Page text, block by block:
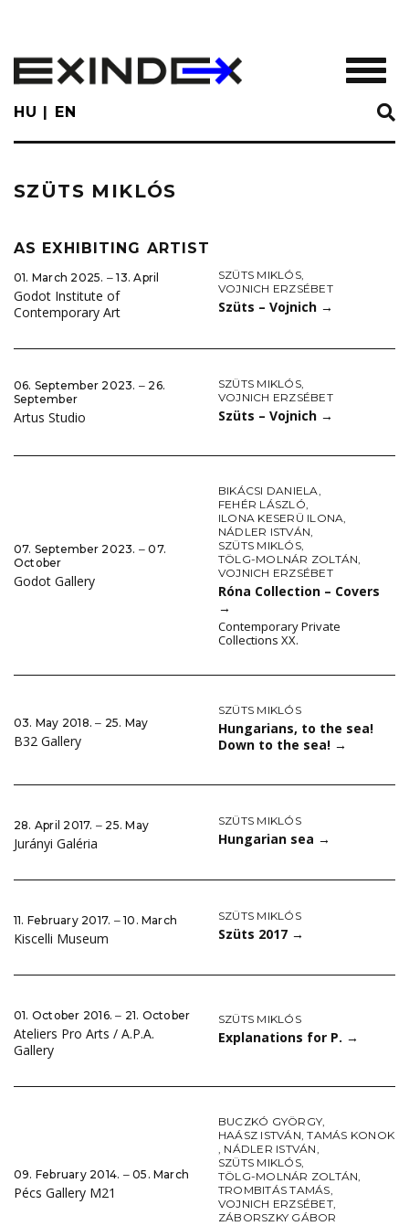
main
content
HU EN
SZÜTS MIKLÓS
AS EXHIBITING ARTIST
01. March 2025. ‒ 13. April
Godot Institute of
Contemporary Art
SZÜTS MIKLÓS,
VOJNICH ERZSÉBET
Szüts – Vojnich →
06. September 2023. ‒ 26.
September
Artus Studio
SZÜTS MIKLÓS,
VOJNICH ERZSÉBET
Szüts – Vojnich →
07. September 2023. ‒ 07.
October
Godot Gallery
BIKÁCSI DANIELA,
FEHÉR LÁSZLÓ,
ILONA KESERÜ ILONA,
NÁDLER ISTVÁN,
SZÜTS MIKLÓS,
TÖLG-MOLNÁR ZOLTÁN,
VOJNICH ERZSÉBET
Róna Collection – Covers
→
Contemporary Private
Collections XX.
03. May 2018. ‒ 25. May
B32 Gallery
SZÜTS MIKLÓS
Hungarians, to the sea!
Down to the sea! →
28. April 2017. ‒ 25. May
Jurányi Galéria
SZÜTS MIKLÓS
Hungarian sea →
11. February 2017. ‒ 10. March
Kiscelli Museum
SZÜTS MIKLÓS
Szüts 2017 →
01. October 2016. ‒ 21. October
Ateliers Pro Arts / A.P.A.
Gallery
SZÜTS MIKLÓS
Explanations for P. →
09. February 2014. ‒ 05. March
Pécs Gallery M21
BUCZKÓ GYÖRGY,
HAÁSZ ISTVÁN,TAMÁS KONOK
, NÁDLER ISTVÁN,
SZÜTS MIKLÓS,
TÖLG-MOLNÁR ZOLTÁN,
TROMBITÁS TAMÁS,
VOJNICH ERZSÉBET,
ZÁBORSZKY GÁBOR